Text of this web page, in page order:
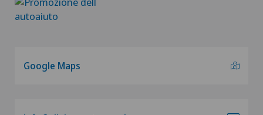
Google Maps